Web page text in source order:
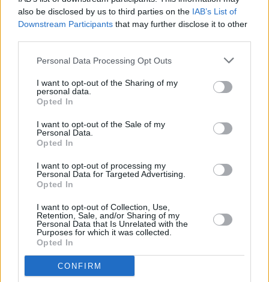
also be disclosed by us to third parties on the IAB’s List of
Downstream Participants that may further disclose it to other
Personal Data Processing Opt Outs
I want to opt-out of the Sharing of my
personal data.
Opted In
I want to opt-out of the Sale of my
Personal Data.
Opted In
I want to opt-out of processing my
Personal Data for Targeted Advertising.
Opted In
I want to opt-out of Collection, Use,
Retention, Sale, and/or Sharing of my
Personal Data that Is Unrelated with the
Purposes for which it was collected.
Opted In
CONFIRM
consuelo, asustados porque no saben
quiénes les llevarán la comida a sus
abuelos si la gran mayoría son viejos.
Por cierto, las residencias de oro (para
de siempre) no dejan de ser
de la sociedad para tranquilidad de sus
herederos, igual de ambiciosos, éticos
y solidarios que ellos. Así que si no lo
ustedes.
Comentarios
ya esta pensado 25-10-2024 21:42
Quienes verdaderamente mandan no tienen
fisioterapeutas, etc en sus casas.
Refrescar lista de comentarios
Nombre